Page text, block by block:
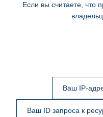
Если вы считаете, что
Ваш IP-
Ваш ID запроса к